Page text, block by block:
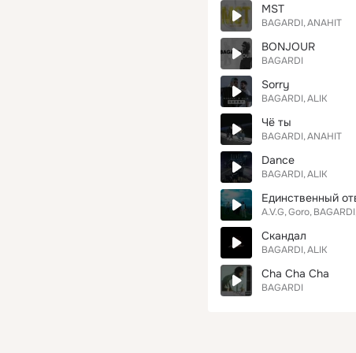
MST
BAGARDI ANAHIT
BONJOUR
BAGARDI
Sorry
BAGARDI ALIK
Чё ты
BAGARDI ANAHIT
Dance
BAGARDI ALIK
Единственный
A.V.G Goro BAGARDI
Скандал
BAGARDI ALIK
Cha Cha Cha
BAGARDI